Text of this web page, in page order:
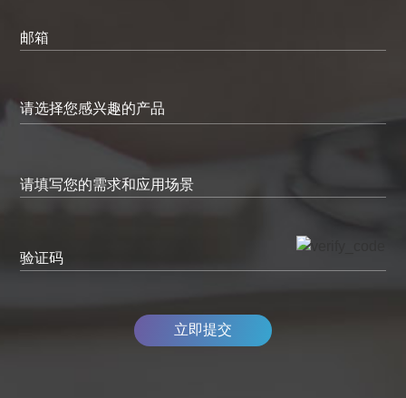
邮箱
请填写您的需求和应用场景
验证码
立即提交